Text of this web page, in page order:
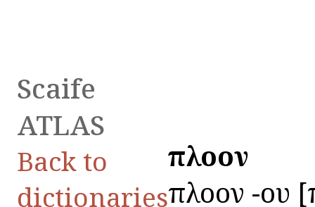
Scaife
ATLAS
Back to
dictionaries
πλοῖον
πλοῖον -